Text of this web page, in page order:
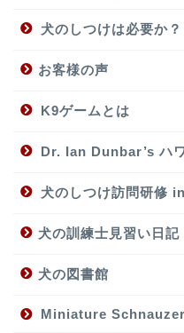
犬のしつけは必要か？
お客様の声
K9ゲームとは
Dr. Ian Dunbar’s ハ
犬のしつけ訪問研修
犬の訓練士見習い日記
犬の図書館
Miniature Schnauzer